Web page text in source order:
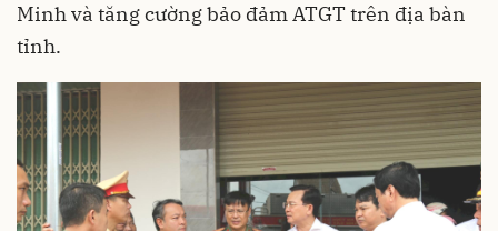
Minh và tăng cường bảo đảm ATGT trên địa bàn
tỉnh.